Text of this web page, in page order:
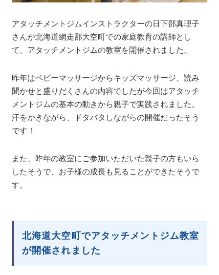
アタッチメントジムインストラクターの日下部真理子
さんが北海道網走郡大空町での家庭教育の講師とし
て、アタッチメントジムの教室を開催されました。
昨年はベビーマッサージからキッズマッサージ、読み
聞かせと盛りだくさんの内容でしたが今回はアタッチ
メントジムの基本の動きから親子で実践されました。
汗をかきながら、ドタバタしながらの開催だったそう
です！
また、昨年の教室にご参加いただいた親子の方もいら
したそうで、お子様の成長も見ることができたそうで
す。
北海道大空町でアタッチメントジム教室
が開催されました